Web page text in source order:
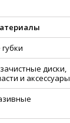
диски,
и аксессуары